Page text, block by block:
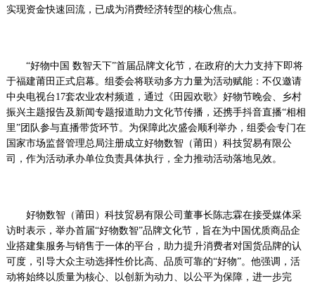
实现资金快速回流，已成为消费经济转型的核心焦点。
“好物中国 数智天下”首届品牌文化节，在政府的大力支持下即将
于福建莆田正式启幕。组委会将联动多方力量为活动赋能：不仅邀请
中央电视台17套农业农村频道，通过《田园欢歌》好物节晚会、乡村
振兴主题报告及新闻专题报道助力文化节传播，还携手抖音直播“相相
里”团队参与直播带货环节。为保障此次盛会顺利举办，组委会专门在
国家市场监督管理总局注册成立好物数智（莆田）科技贸易有限公
司，作为活动承办单位负责具体执行，全力推动活动落地见效。
好物数智（莆田）科技贸易有限公司董事长陈志霖在接受媒体采
访时表示，举办首届“好物数智”品牌文化节，旨在为中国优质商品企
业搭建集服务与销售于一体的平台，助力提升消费者对国货品牌的认
可度，引导大众主动选择性价比高、品质可靠的“好物”。他强调，活
动将始终以质量为核心、以创新为动力、以公平为保障，进一步完